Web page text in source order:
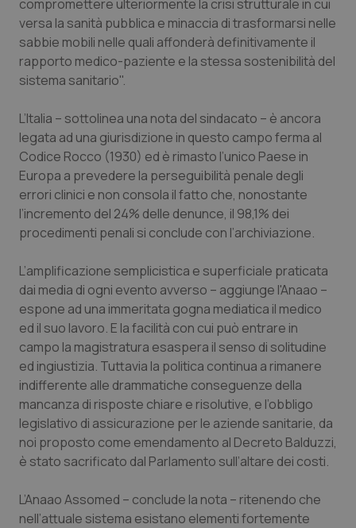
Basilicata
Calabria
Emilia-Romagna
Friuli Venezia Giulia
Lazio
Liguria
Lombardia
Marche
Molise
Piemonte
Provincia Autonoma di Trento
Artrite & artrosi
Asma & BPCO
Colesterolo & coronaropatie
Dermatite Atopica
Diabete & glucometri
Disturbi dell’umore
Dolore
Donna & Salute
Epatiti
HIV
Ipertensione & Scompenso
QS Club Newsletter
compromettere ulteriormente la crisi strutturale in cui
versa la sanità pubblica e minaccia di trasformarsi nelle
sabbie mobili nelle quali affonderà definitivamente il
rapporto medico-paziente e la stessa sostenibilità del
sistema sanitario".
L’Italia – sottolinea una nota del sindacato – è ancora
legata ad una giurisdizione in questo campo ferma al
Codice Rocco (1930) ed è rimasto l’unico Paese in
Europa a prevedere la perseguibilità penale degli
errori clinici e non consola il fatto che, nonostante
l’incremento del 24% delle denunce, il 98,1% dei
procedimenti penali si conclude con l’archiviazione.
L’amplificazione semplicistica e superficiale praticata
dai media di ogni evento avverso – aggiunge l'Anaao –
espone ad una immeritata gogna mediatica il medico
ed il suo lavoro. E la facilità con cui può entrare in
campo la magistratura esaspera il senso di solitudine
ed ingiustizia. Tuttavia la politica continua a rimanere
indifferente alle drammatiche conseguenze della
mancanza di risposte chiare e risolutive, e l’obbligo
legislativo di assicurazione per le aziende sanitarie, da
noi proposto come emendamento al Decreto Balduzzi,
è stato sacrificato dal Parlamento sull’altare dei costi.
L’Anaao Assomed – conclude la nota – ritenendo che
nell’attuale sistema esistano elementi fortemente